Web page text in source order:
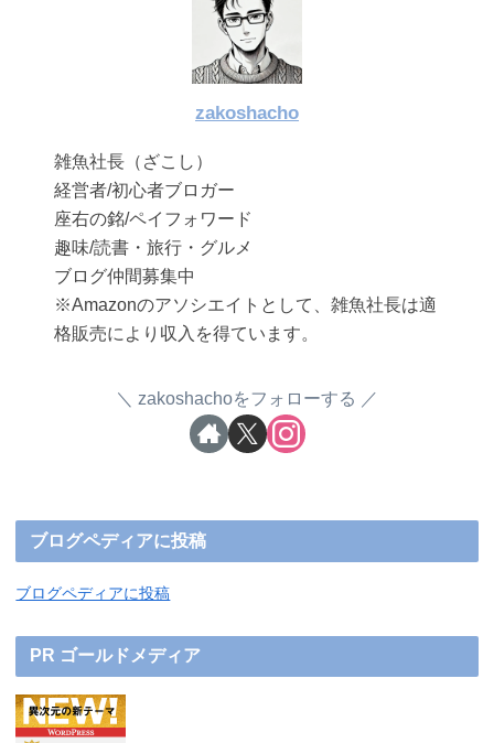
zakoshacho
雑魚社長（ざこし）
経営者/初心者ブロガー
座右の銘/ペイフォワード
趣味/読書・旅行・グルメ
ブログ仲間募集中
※Amazonのアソシエイトとして、雑魚社長は適
格販売により収入を得ています。
zakoshachoをフォローする
ブログペディアに投稿
ブログペディアに投稿
PR ゴールドメディア